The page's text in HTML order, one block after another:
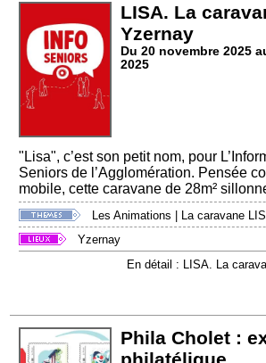
LISA. La
Yzernay
Du 20 novembre 2025
2025
"Lisa", c’est son petit nom, pour
Seniors de l’Agglomération. Pensée
mobile, cette caravane de 28m²
Les Animations | La caravane
Yzernay
En détail : LISA. La
Phila Cholet :
philatélique